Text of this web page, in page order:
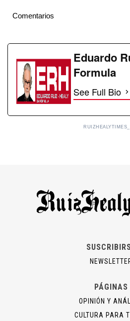
Comentarios
Eduardo
Formula
See Full Bio
PÁGINAS
OPINIÓN Y
CULTURA PARA